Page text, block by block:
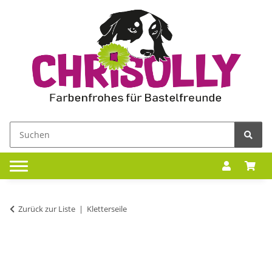
Zurück zur Liste Kletterseile